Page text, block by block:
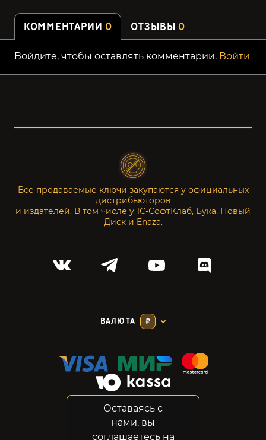
КОММЕНТАРИИ 0 ОТЗЫВЫ 0
Войдите, чтобы оставлять комментарии. Войти
Все продаваемые ключи закупаются у официальных
дистрибьюторов
и издателей. В том числе у 1С-СофтКлаб, Бука, Новый
Диск и Enaza.
ВАЛЮТА ₽
Конфиденциальность
Оставаясь с
нами, вы
соглашаетесь на